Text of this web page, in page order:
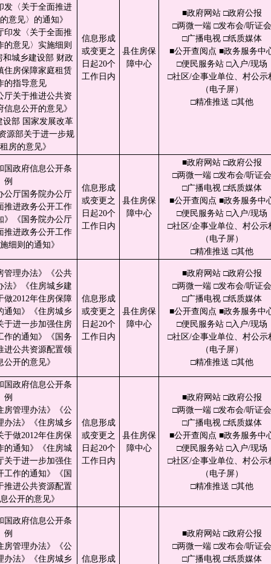
发〈关于全面推进
意见〉的通知》
印发〈关于全面推
的意见〉实施细则
和城乡建设部 财政
住房保障家庭租赁
的指导意见
厅关于推进公共资
息公开的意见》
设部 国家发展改革
源部关于进一步规
房的意见》
信息形成
或变更之
日起20个
工作日内
县住房保
障中心
■政府网站 □政府公报
□两微一端 □发布会/听证会
□广播电视 □纸质媒体
■公开查阅点 ■政务服务中
□便民服务站 □入户/现场
□社区/企事业单位、村公示
（电子屏）
□精准推送 □其他
国政府信息公开条
例
公厅国务院办公厅
推进政务公开工作
》《国务院办公厅
推进政务公开工作
细则的通知》
信息形成
或变更之
日起20个
工作日内
县住房保
障中心
■政府网站 □政府公报
□两微一端 □发布会/听证会
□广播电视 □纸质媒体
■公开查阅点 ■政务服务中
□便民服务站 □入户/现场
□社区/企事业单位、村公示
（电子屏）
□精准推送 □其他
管理办法》《公共
法》《住房城乡建
做2012年住房保障
通知》《住房城乡
于进一步加强住房
作的通知》《国务
进公共资源配置领
开的意见》
信息形成
或变更之
日起20个
工作日内
县住房保
障中心
■政府网站 □政府公报
□两微一端 □发布会/听证会
□广播电视 □纸质媒体
■公开查阅点 ■政务服务中
□便民服务站 □入户/现场
□社区/企事业单位、村公示
（电子屏）
□精准推送 □其他
国政府信息公开条
例
房管理办法》《公
办法》《住房城乡
于做2012年住房保
的通知》《住房城
关于进一步加强住
工作的通知》《国
推进公共资源配置
公开的意见》
信息形成
或变更之
日起20个
工作日内
县住房保
障中心
■政府网站 □政府公报
□两微一端 □发布会/听证会
□广播电视 □纸质媒体
■公开查阅点 ■政务服务中
□便民服务站 □入户/现场
□社区/企事业单位、村公示
（电子屏）
□精准推送 □其他
国政府信息公开条
例
房管理办法》《公
办法》《住房城乡
信息形成
■政府网站 □政府公报
□两微一端 □发布会/听证会
□广播电视 □纸质媒体